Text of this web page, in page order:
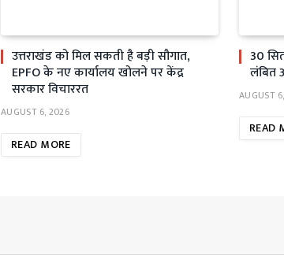
उत्तराखंड को मिल सकती है बड़ी सौगात,
EPFO के नए कार्यालय खोलने पर केंद्र
सरकार विचाररत
AUGUST 6, 2026
READ MORE
30
लंबित
AUGUST
READ